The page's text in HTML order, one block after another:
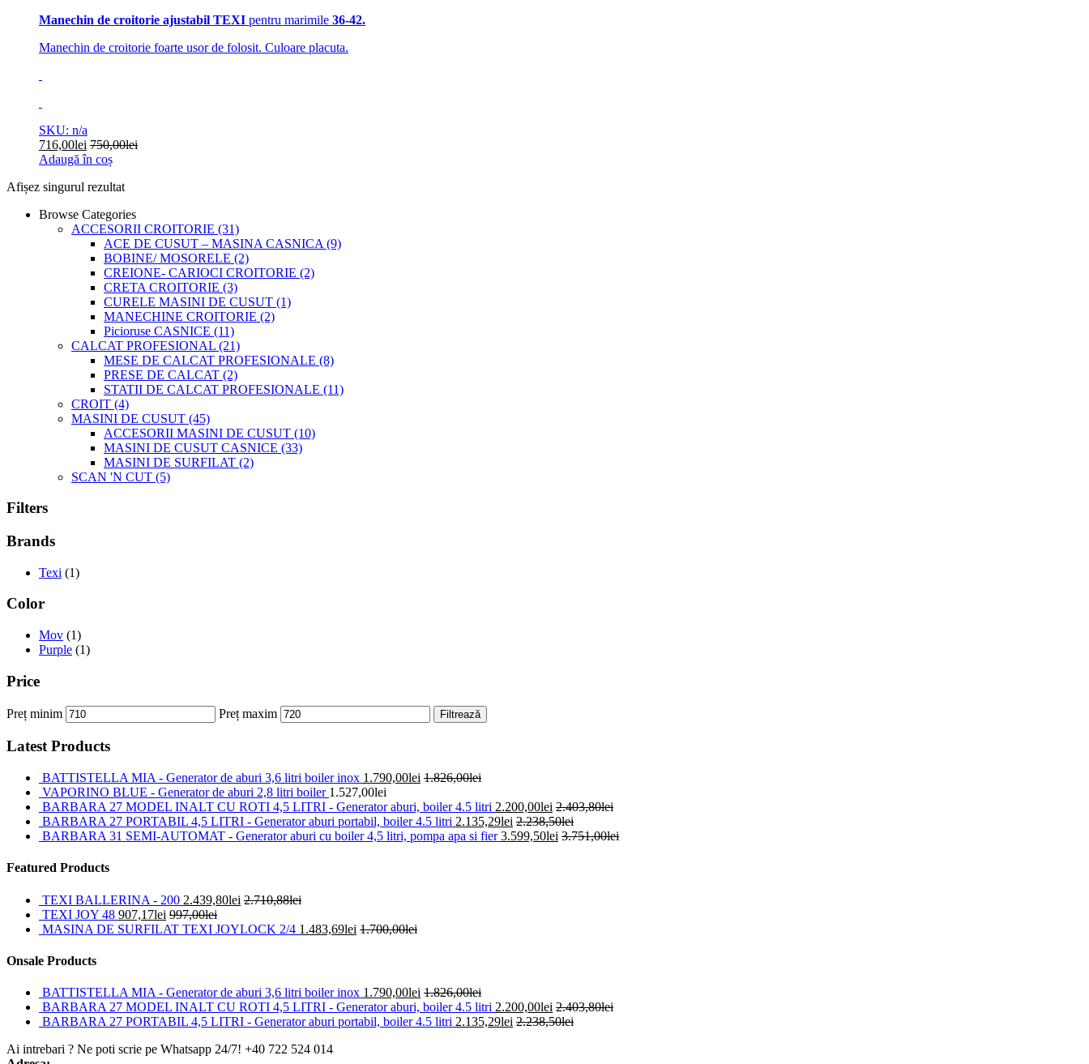
Manechin de croitorie ajustabil TEXI pentru marimile 36-42.
Manechin de croitorie foarte usor de folosit. Culoare placuta.
SKU: n/a
716,00lei 750,00lei
Adaugă în coș
Afișez singurul rezultat
Browse Categories
ACCESORII CROITORIE (31)
ACE DE CUSUT – MASINA CASNICA (9)
BOBINE/ MOSORELE (2)
CREIONE- CARIOCI CROITORIE (2)
CRETA CROITORIE (3)
CURELE MASINI DE CUSUT (1)
MANECHINE CROITORIE (2)
Picioruse CASNICE (11)
CALCAT PROFESIONAL (21)
MESE DE CALCAT PROFESIONALE (8)
PRESE DE CALCAT (2)
STATII DE CALCAT PROFESIONALE (11)
CROIT (4)
MASINI DE CUSUT (45)
ACCESORII MASINI DE CUSUT (10)
MASINI DE CUSUT CASNICE (33)
MASINI DE SURFILAT (2)
SCAN 'N CUT (5)
Filters
Brands
Texi (1)
Color
Mov (1)
Purple (1)
Price
Preț minim Preț maxim Filtrează
Latest Products
BATTISTELLA MIA - Generator de aburi 3,6 litri boiler inox 1.790,00lei 1.826,00lei
VAPORINO BLUE - Generator de aburi 2,8 litri boiler 1.527,00lei
BARBARA 27 MODEL INALT CU ROTI 4,5 LITRI - Generator aburi, boiler 4.5 litri 2.200,00lei 2.403,80lei
BARBARA 27 PORTABIL 4,5 LITRI - Generator aburi portabil, boiler 4.5 litri 2.135,29lei 2.238,50lei
BARBARA 31 SEMI-AUTOMAT - Generator aburi cu boiler 4,5 litri, pompa apa si fier 3.599,50lei 3.751,00lei
Featured Products
TEXI BALLERINA - 200 2.439,80lei 2.710,88lei
TEXI JOY 48 907,17lei 997,00lei
MASINA DE SURFILAT TEXI JOYLOCK 2/4 1.483,69lei 1.700,00lei
Onsale Products
BATTISTELLA MIA - Generator de aburi 3,6 litri boiler inox 1.790,00lei 1.826,00lei
BARBARA 27 MODEL INALT CU ROTI 4,5 LITRI - Generator aburi, boiler 4.5 litri 2.200,00lei 2.403,80lei
BARBARA 27 PORTABIL 4,5 LITRI - Generator aburi portabil, boiler 4.5 litri 2.135,29lei 2.238,50lei
Ai intrebari ? Ne poti scrie pe Whatsapp 24/7! +40 722 524 014